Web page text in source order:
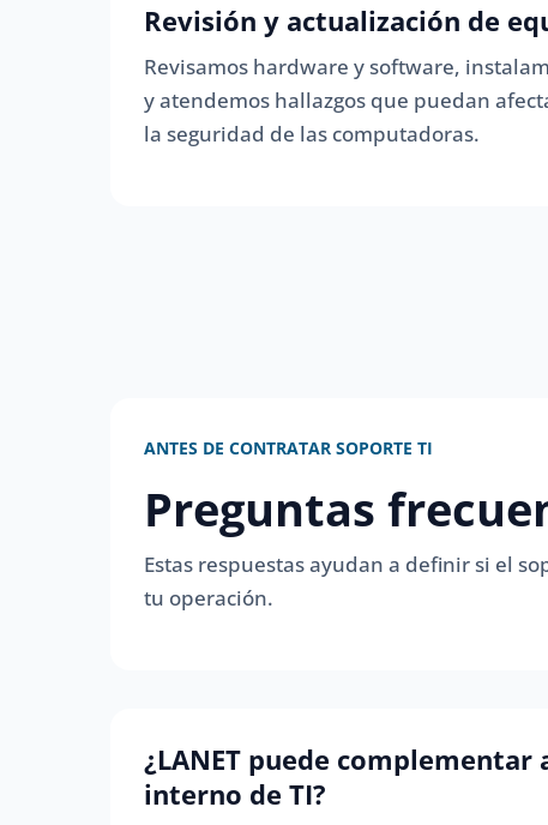
Revisión y actualización de
Revisamos hardware y software,
y atendemos hallazgos que puedan
la seguridad de las computadoras.
ANTES DE CONTRATAR SOPORTE TI
Preguntas
Estas respuestas ayudan a definir si el
tu operación.
¿LANET puede complementar
interno de TI?